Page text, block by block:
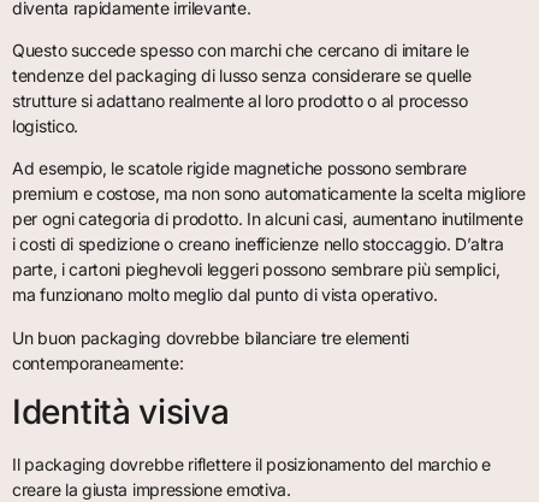
diventa rapidamente irrilevante.
Questo succede spesso con marchi che cercano di imitare le
tendenze del packaging di lusso senza considerare se quelle
strutture si adattano realmente al loro prodotto o al processo
logistico.
Ad esempio, le scatole rigide magnetiche possono sembrare
premium e costose, ma non sono automaticamente la scelta migliore
per ogni categoria di prodotto. In alcuni casi, aumentano inutilmente
i costi di spedizione o creano inefficienze nello stoccaggio. D’altra
parte, i cartoni pieghevoli leggeri possono sembrare più semplici,
ma funzionano molto meglio dal punto di vista operativo.
Un buon packaging dovrebbe bilanciare tre elementi
contemporaneamente:
Identità visiva
Il packaging dovrebbe riflettere il posizionamento del marchio e
creare la giusta impressione emotiva.